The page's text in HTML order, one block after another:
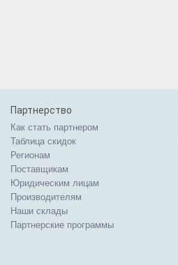
Партнерство
Как стать партнером
Таблица скидок
Регионам
Поставщикам
Юридическим лицам
Производителям
Наши склады
Партнерские программы